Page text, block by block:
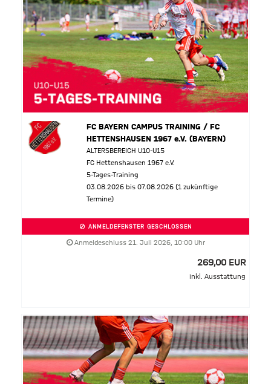
FC BAYERN CAMPUS TRAINING / FC
HETTENSHAUSEN 1967 e.V. (BAYERN)
ALTERSBEREICH U10-U15
FC Hettenshausen 1967 e.V.
5-Tages-Training
03.08.2026 bis 07.08.2026 (1 zukünftige
Termine)
ANMELDEFENSTER GESCHLOSSEN
Anmeldeschluss 21. Juli 2026, 10:00 Uhr
269,00 EUR
inkl. Ausstattung